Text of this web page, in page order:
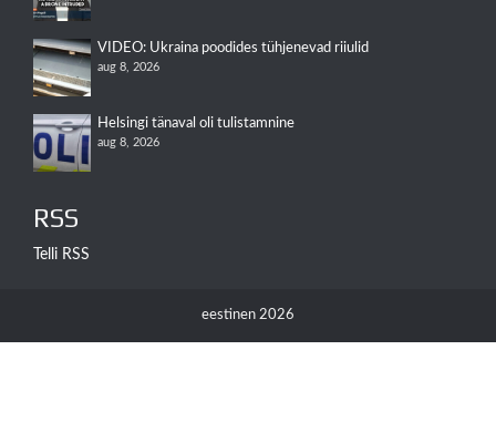
VIDEO: Ukraina poodides tühjenevad riiulid
aug 8, 2026
Helsingi tänaval oli tulistamnine
aug 8, 2026
RSS
Telli RSS
eestinen 2026